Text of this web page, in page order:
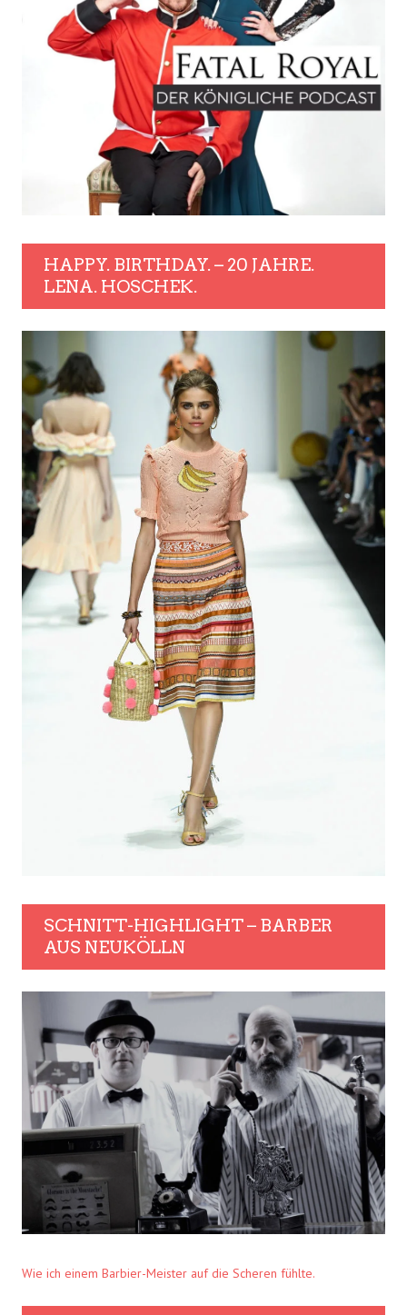
HAPPY. BIRTHDAY. – 20 JAHRE.
LENA. HOSCHEK.
SCHNITT-HIGHLIGHT – BARBER
AUS NEUKÖLLN
Wie ich einem Barbier-Meister auf die Scheren fühlte.